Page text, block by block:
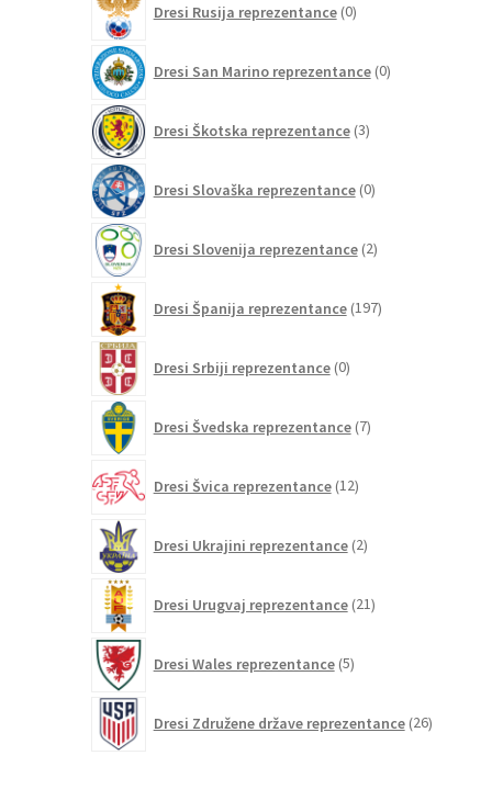
Dresi Rusija reprezentance 0izdelkov
Dresi San Marino reprezentance 0izdelkov
Dresi Škotska reprezentance 3izdelki
Dresi Slovaška reprezentance 0izdelkov
Dresi Slovenija reprezentance 2izdelka
Dresi Španija reprezentance 197izdelkov
Dresi Srbiji reprezentance 0izdelkov
Dresi Švedska reprezentance 7izdelkov
Dresi Švica reprezentance 12izdelkov
Dresi Ukrajini reprezentance 2izdelka
Dresi Urugvaj reprezentance 21izdelkov
Dresi Wales reprezentance 5izdelkov
Dresi Združene države reprezentance 26izdelkov